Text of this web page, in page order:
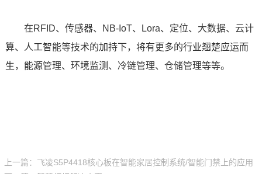
在RFID、传感器、NB-IoT、Lora、定位、大数据、云计
算、人工智能等技术的加持下，将有更多的行业翘楚应运而
生，能源管理、 环境监测 、冷链管理、仓储管理等等。
上一篇：飞凌S5P4418核心板在智能家居控制系统/智能门禁上的应用